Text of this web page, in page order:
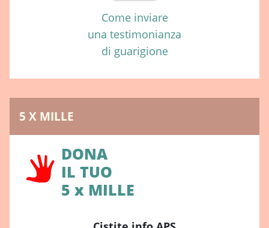
Come inviare
una testimonianza
di guarigione
5 X MILLE
DONA
IL TUO
5 x MILLE